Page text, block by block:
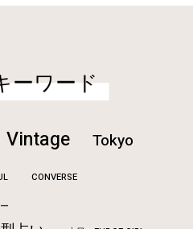
ーワード
Vintage Tokyo
CONVERSE